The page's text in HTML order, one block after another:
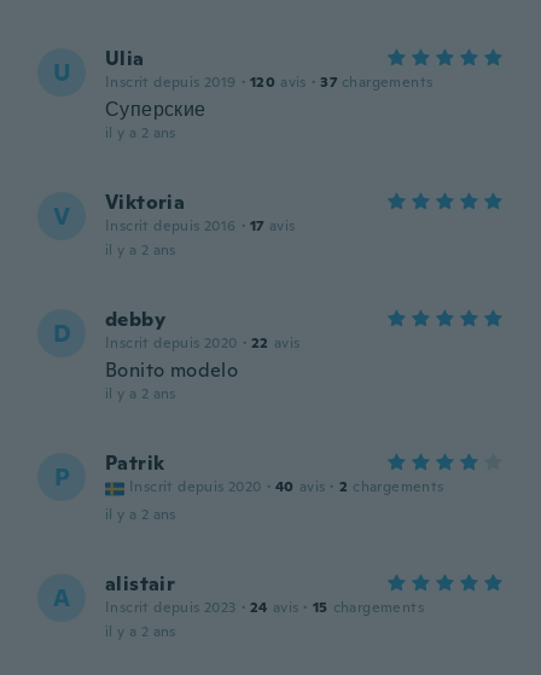
U Ulia
Inscrit depuis 2019 · 120 avis · 37 chargements
Суперские
il y a 2 ans
V Viktoria
Inscrit depuis 2016 · 17 avis
il y a 2 ans
D debby
Inscrit depuis 2020 · 22 avis
Bonito modelo
il y a 2 ans
P Patrik
Inscrit depuis 2020 · 40 avis · 2 chargements
il y a 2 ans
A alistair
Inscrit depuis 2023 · 24 avis · 15 chargements
il y a 2 ans